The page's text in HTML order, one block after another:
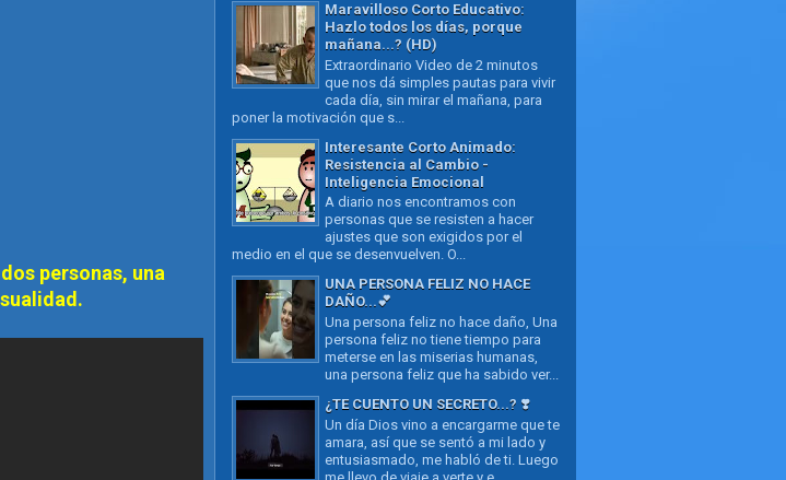
personas, una
Maravilloso Corto Educativo:
Hazlo todos los días, porque
mañana...? (HD)
Extraordinario Video de 2 minutos
que nos dá simples pautas para vivir
cada día, sin mirar el mañana, para
poner la motivación que s...
Interesante Corto Animado:
Resistencia al Cambio -
Inteligencia Emocional
A diario nos encontramos con
personas que se resisten a hacer
ajustes que son exigidos por el
medio en el que se desenvuelven. O...
UNA PERSONA FELIZ NO HACE
DAÑO...💕
Una persona feliz no hace daño, Una
persona feliz no tiene tiempo para
meterse en las miserias humanas,
una persona feliz que ha sabido ver...
¿TE CUENTO UN SECRETO...? ❣️
Un día Dios vino a encargarme que te
amara, así que se sentó a mi lado y
entusiasmado, me habló de ti. Luego